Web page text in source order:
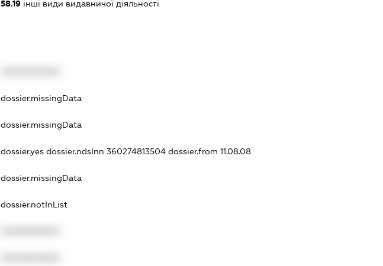
58.19 інші види видавничої діяльності
dossier.missingData
dossier.missingData
dossier.yesdossier.ndsInn 360274813504dossier.from 11.08.08
dossier.missingData
dossier.notInList